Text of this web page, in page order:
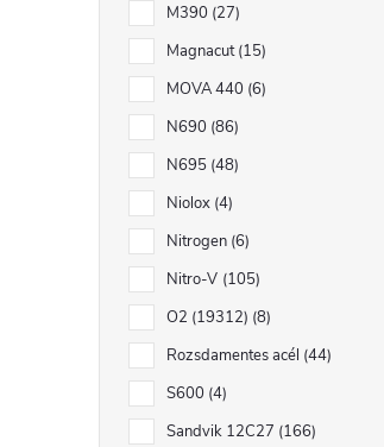
M390 27
Magnacut 15
MOVA 440 6
N690 86
N695 48
Niolox 4
Nitrogen 6
Nitro-V 105
O2 (19312) 8
Rozsdamentes acél 44
S600 4
Sandvik 12C27 166